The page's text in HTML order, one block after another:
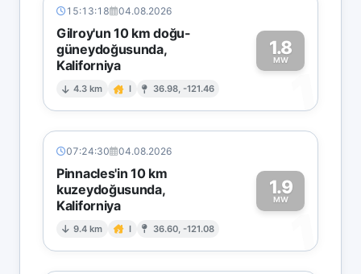
15:13:18 04.08.2026
Gilroy'un 10 km doğu-
güneydoğusunda,
Kaliforniya
4.3 km I 36.98, -121.46
1.8
MW
1
07:24:30 04.08.2026
Pinnacles'in 10 km
kuzeydoğusunda,
Kaliforniya
9.4 km I 36.60, -121.08
1.9
MW
1